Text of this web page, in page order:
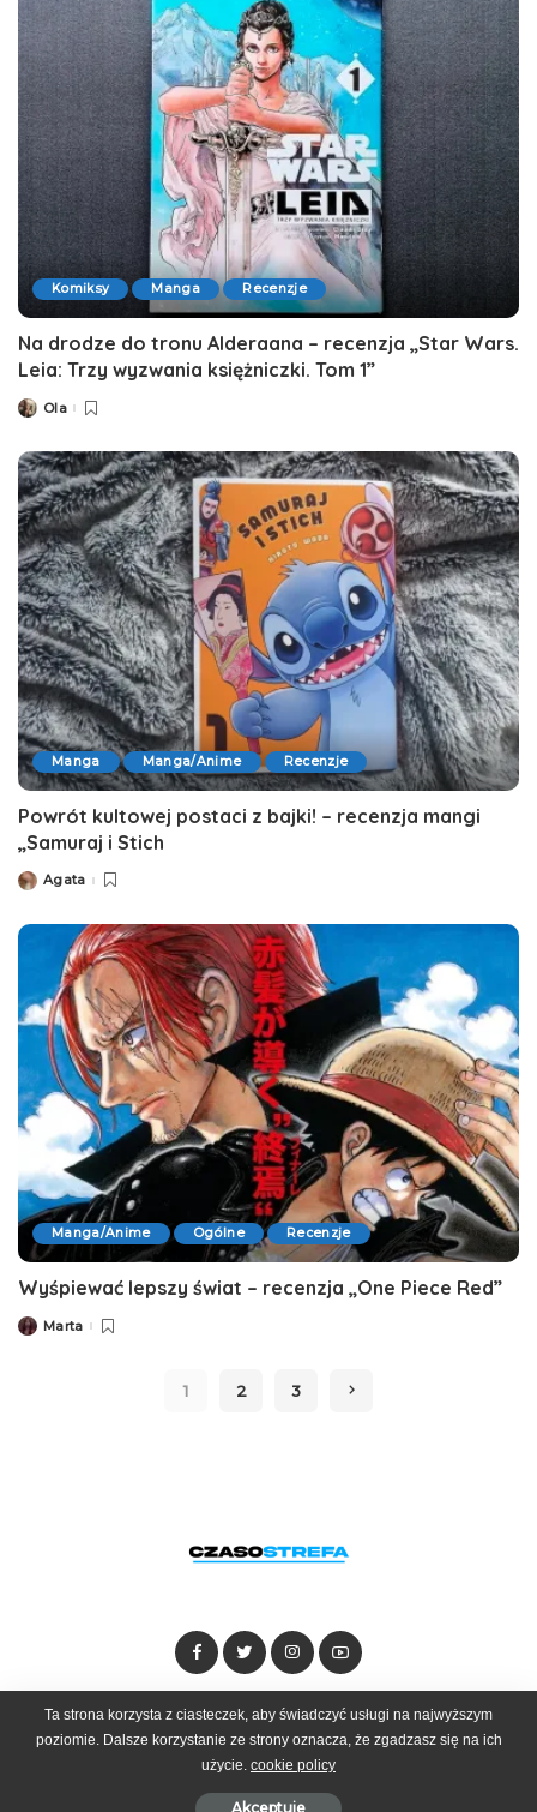
Komiksy Manga Recenzje
Na drodze do tronu Alderaana – recenzja „Star Wars.
Leia: Trzy wyzwania księżniczki. Tom 1”
Posted
Ola
Manga Manga/Anime Recenzje
Powrót kultowej postaci z bajki! – recenzja mangi
„Samuraj i Stich
Posted
Agata
Manga/Anime Ogólne Recenzje
Wyśpiewać lepszy świat – recenzja „One Piece Red”
Posted
Marta
1 2 3
Dołącz do zespołu Kontakt Reklama
© 2025 Czasostrefa by Goobrand
Ta strona korzysta z ciasteczek, aby świadczyć usługi na najwyższym
poziomie. Dalsze korzystanie ze strony oznacza, że zgadzasz się na ich
użycie. cookie policy
Akceptuje